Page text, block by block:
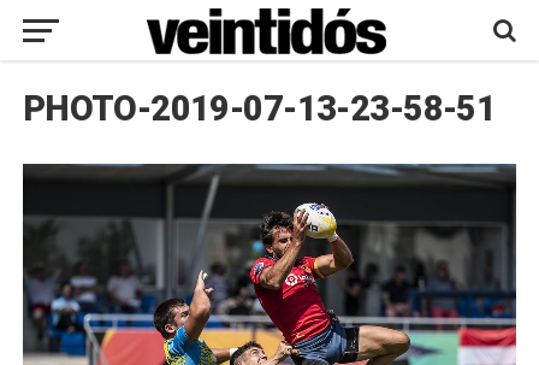
PHOTO-2019-07-13-23-58-51